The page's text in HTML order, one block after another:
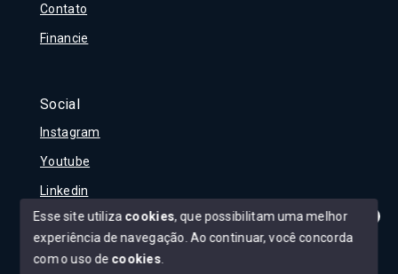
Olá! Tudo bem?
Contato
Financie
Social
Instagram
Youtube
Linkedin
© Copyright 2026 - Carla Rojane - Todos os direitos
Esse site utiliza cookies, que possibilitam uma melhor
experiência de navegação. Ao continuar, você concorda
com o uso de cookies